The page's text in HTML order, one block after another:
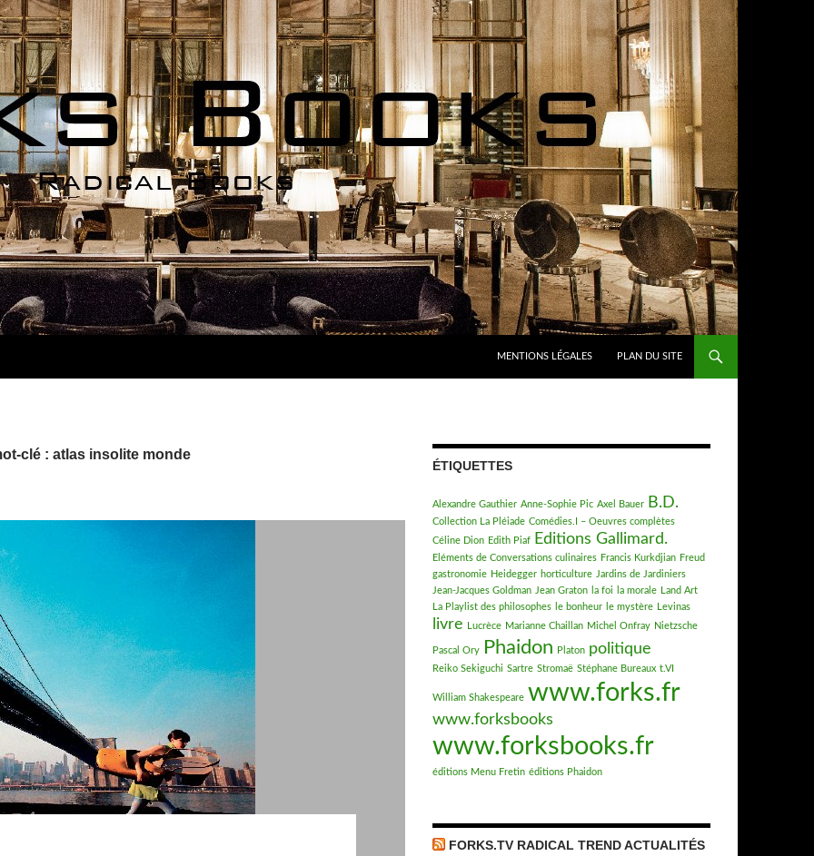
MENTIONS LÉGALES PLAN DU SITE
clé : atlas insolite monde
ÉTIQUETTES
Alexandre Gauthier Anne-Sophie Pic Axel Bauer B.D.
Collection La Pléiade Comédies.I – Oeuvres complètes
Céline Dion Edith Piaf Editions Gallimard.
Eléments de Conversations culinaires Francis Kurkdjian Freud
gastronomie Heidegger horticulture Jardins de Jardiniers
Jean-Jacques Goldman Jean Graton la foi la morale
Land Art
La Playlist des philosophes
le bonheur le mystère Levinas
livre Lucrèce Marianne Chaillan Michel Onfray Nietzsche
Pascal Ory Phaidon Platon politique
Reiko Sekiguchi Sartre Stromaë Stéphane Bureaux t.VI
William Shakespeare www.forks.fr
www.forksbooks
www.forksbooks.fr
éditions Menu Fretin éditions Phaidon
FORKS.TV RADICAL TREND ACTUALITÉS